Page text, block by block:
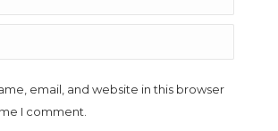
email, and website in this browser
I comment.